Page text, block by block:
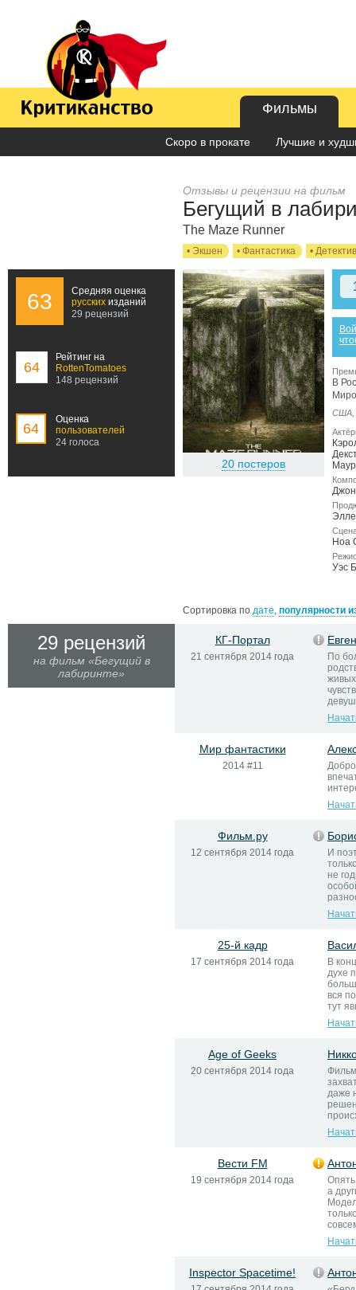
Фильмы
Скоро в прокате Лучшие и
Отзывы и рецензии на фильм
Бегущий в
The Maze Runner
• Экшен • Фантастика • Детектив
63
Средняя оценка
русских изданий
29 рецензий
64
Рейтинг на
RottenTomatoes
148 рецензий
64
Оценка
пользователей
24 голоса
20 постеров
В
США,
Ноа
Уэс
Сортировка по дате, популярности
29 рецензий
на фильм «Бегущий в
лабиринте»
КГ-Портал
21 сентября 2014 года
По
Мир фантастики
2014 #11
Фильм.ру
12 сентября 2014 года
И
не
25-й кадр
17 сентября 2014 года
В
духе
вся
тут
Age of Geeks
20 сентября 2014 года
Фильм
даже
Вести FM
19 сентября 2014 года
а
Inspector Spacetime!